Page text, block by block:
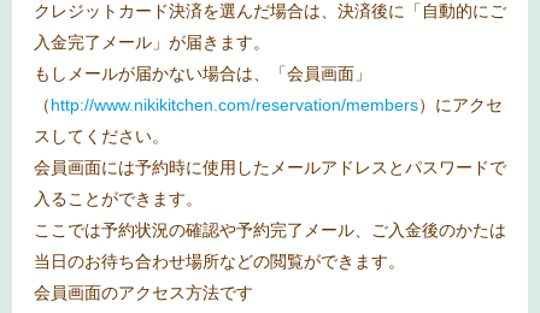
クレジットカード決済を選んだ場合は、決済後に「自動的にご
入金完了メール」が届きます。
もしメールが届かない場合は、「会員画面」
（http://www.nikikitchen.com/reservation/members）にアクセ
スしてください。
会員画面には予約時に使用したメールアドレスとパスワードで
入ることができます。
ここでは予約状況の確認や予約完了メール、ご入金後のかたは
当日のお待ち合わせ場所などの閲覧ができます。
会員画面のアクセス方法です